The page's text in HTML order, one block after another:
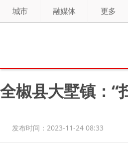
城市 融媒体 更多
全椒县大墅镇：“
发布时间：2023-11-24 08:33